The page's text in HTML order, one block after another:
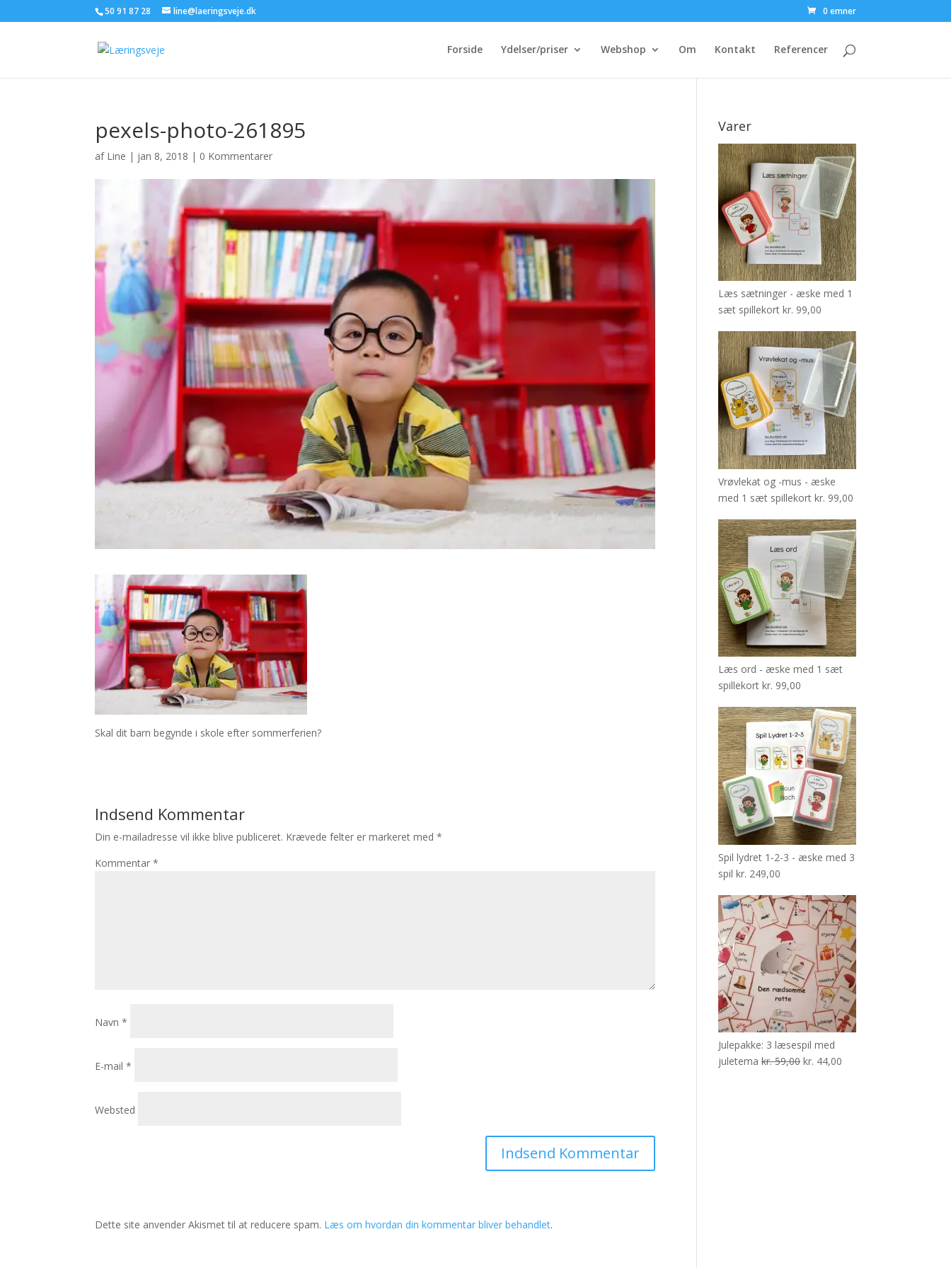
50 91 87 28 line@laeringsveje.dk 0 emner
Forside Ydelser/priser Webshop Om Kontakt Referencer
pexels-photo-261895
af Line | jan 8, 2018 | 0 Kommentarer
Skal dit barn begynde i skole efter sommerferien?
Indsend Kommentar
Din e-mailadresse vil ikke blive publiceret. Krævede felter er markeret med*
Kommentar*
Navn*
E-mail*
Websted
Dette site anvender Akismet til at reducere spam. Læs om hvordan din kommentar bliver behandlet.
Varer
Læs sætninger - æske med 1
sæt spillekort kr. 99,00
Vrøvlekat og -mus - æske
med 1 sæt spillekort kr. 99,00
Læs ord - æske med 1 sæt
spillekort kr. 99,00
Spil lydret 1-2-3 - æske med 3
spil kr. 249,00
Julepakke: 3 læsespil med
juletema kr.59,00 Den
kr. 44,00